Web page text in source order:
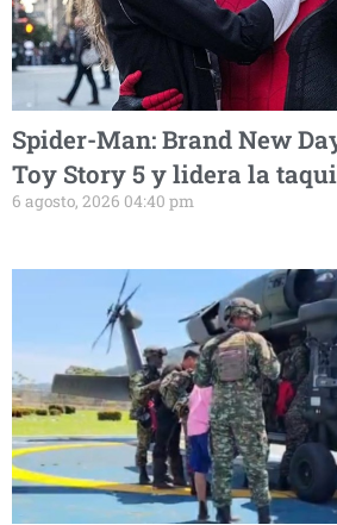
Spider-Man: Brand New
Toy Story 5 y lidera la
6 agosto, 2026 04:40 pm